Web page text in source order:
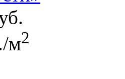
м2